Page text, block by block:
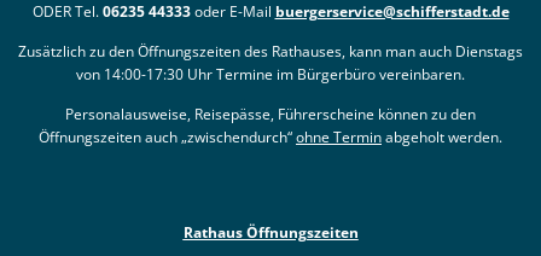
ODER Tel.06235 44333oder E-Mail buergerservice@schifferstadt.de
Zusätzlich zu den Öffnungszeiten des Rathauses, kann man auch Dienstags
von 14:00-17:30 Uhr Termine im Bürgerbüro vereinbaren.
Personalausweise, Reisepässe, Führerscheine können zu den
Öffnungszeiten auch „zwischendurch“ohne Terminabgeholt werden.
Rathaus Öffnungszeiten